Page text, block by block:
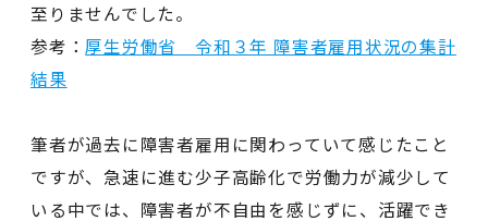
至りませんでした。
参考：厚生労働省 令和３年 障害者雇用状況の集計
結果
筆者が過去に障害者雇用に関わっていて感じたこと
ですが、急速に進む少子高齢化で労働力が減少して
いる中では、障害者が不自由を感じずに、活躍でき